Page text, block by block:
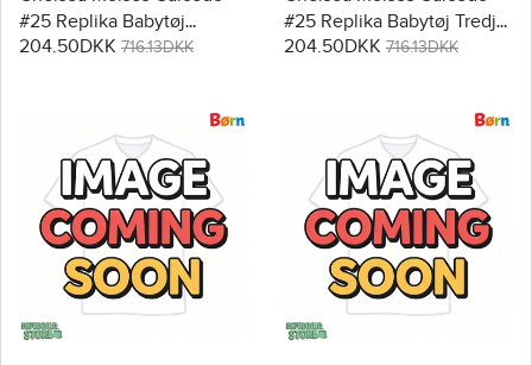
#25 Replika Babytøj
Udebanesæt Børn 2026-27
204.50DKK 716.13DKK
#25 Replika Babytøj Tredje
sæt Børn 2026-27
204.50DKK 716.13DKK